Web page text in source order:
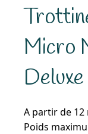
Micro
A partir de 12
Poids